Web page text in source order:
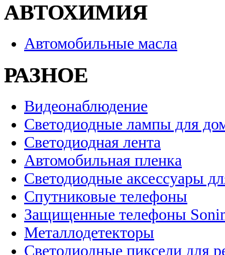
АВТОХИМИЯ
Автомобильные масла
РАЗНОЕ
Видеонаблюдение
Светодиодные лампы для
Светодиодная лента
Автомобильная пленка
Светодиодные аксессуары
Спутниковые телефоны
Защищенные телефоны
Металлодетекторы
Светодиодные пиксели для